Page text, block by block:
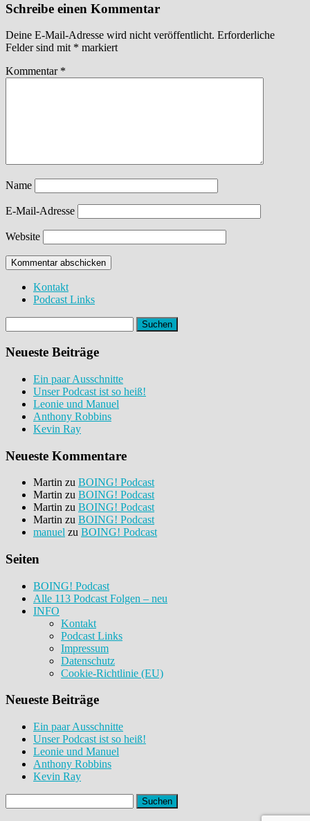
Schreibe einen Kommentar
Deine E-Mail-Adresse wird nicht veröffentlicht. Erforderliche
Felder sind mit * markiert
Kommentar *
Name
E-Mail-Adresse
Website
Kontakt
Podcast Links
nach:
Neueste Beiträge
Ein paar Ausschnitte
Unser Podcast ist so heiß!
Leonie und Manuel
Anthony Robbins
Kevin Ray
Neueste Kommentare
Martin zu BOING! Podcast
Martin zu BOING! Podcast
Martin zu BOING! Podcast
Martin zu BOING! Podcast
manuel zu BOING! Podcast
Seiten
BOING! Podcast
Alle 113 Podcast Folgen – neu
INFO
Kontakt
Podcast Links
Impressum
Datenschutz
Cookie-Richtlinie (EU)
Neueste Beiträge
Ein paar Ausschnitte
Unser Podcast ist so heiß!
Leonie und Manuel
Anthony Robbins
Kevin Ray
nach: